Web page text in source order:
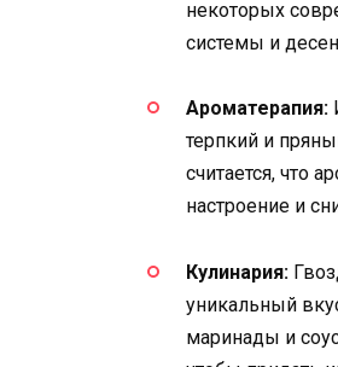
некоторых
системы и
Ароматерапия:
терпкий и
считается, что
настроение и
Кулинария:
уникальный
маринады и